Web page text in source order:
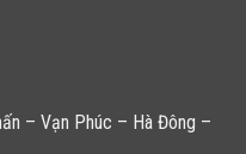
– Vạn Phúc – Hà Đông –